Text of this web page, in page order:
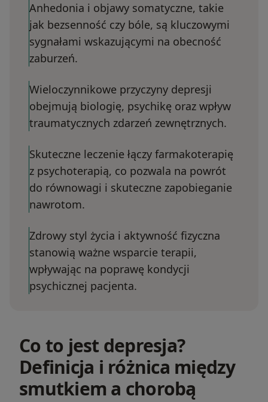
Anhedonia i objawy somatyczne, takie
jak bezsenność czy bóle, są kluczowymi
sygnałami wskazującymi na obecność
zaburzeń.
Wieloczynnikowe przyczyny depresji
obejmują biologię, psychikę oraz wpływ
traumatycznych zdarzeń zewnętrznych.
Skuteczne leczenie łączy farmakoterapię
z psychoterapią, co pozwala na powrót
do równowagi i skuteczne zapobieganie
nawrotom.
Zdrowy styl życia i aktywność fizyczna
stanowią ważne wsparcie terapii,
wpływając na poprawę kondycji
psychicznej pacjenta.
Co to jest depresja?
Definicja i różnica między
smutkiem a chorobą